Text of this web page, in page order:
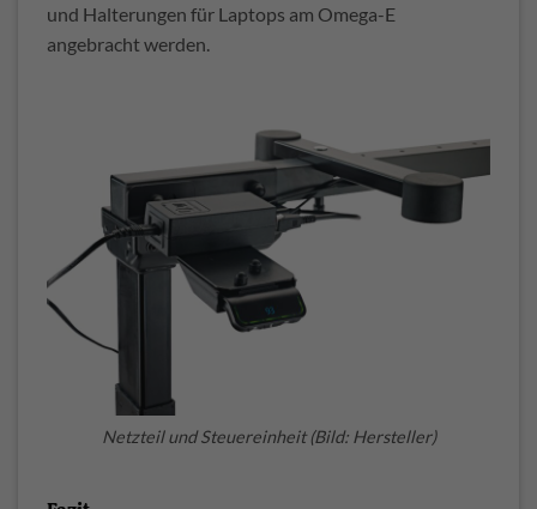
und Halterungen für Laptops am Omega-E
angebracht werden.
Netzteil und Steuereinheit (Bild: Hersteller)